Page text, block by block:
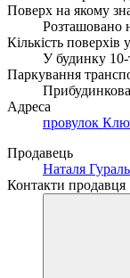
Поверх на якому
Розташовано
Кількість поверхів
У будинку 10-
Паркування
Адреса
провулок
Продавець
Наталя Гураль
Контакти продавця